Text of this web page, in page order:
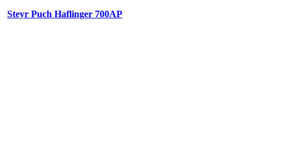
Steyr Puch Haflinger 700AP